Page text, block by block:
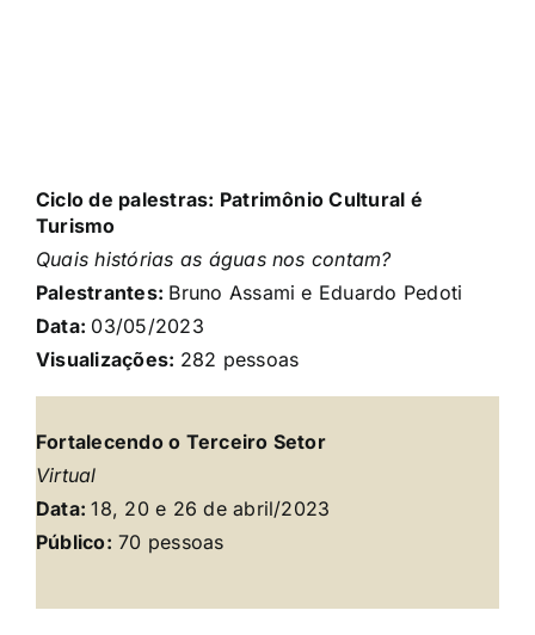
Ciclo de palestras: Patrimônio Cultural é
Turismo
Quais histórias as águas nos contam?
Palestrantes: Bruno Assami e Eduardo Pedoti
Data: 03/05/2023
Visualizações: 282 pessoas
Fortalecendo o Terceiro Setor
Virtual
Data:18, 20 e 26 de abril/2023
Público: 70 pessoas